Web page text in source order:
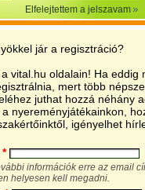
Elfelejtettem a jelszavam
jár a regisztráció?
vital.hu oldalain! Ha eddig
mert több
juthat hozzá néhány
nyereményjátékainkon,
igényelhet
*
információk erre az email
helyesen kell megadni.